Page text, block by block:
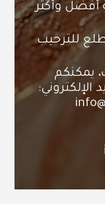
أفضل وأكثر
للترحيب
يمكنكم
الإلكتروني: